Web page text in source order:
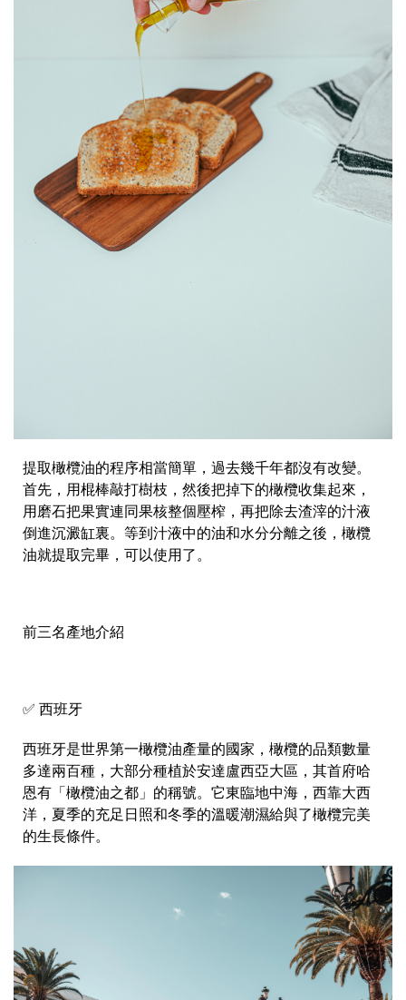
提取橄欖油的程序相當簡單，過去幾千年都沒有改變。
首先，用棍棒敲打樹枝，然後把掉下的橄欖收集起來，
用磨石把果實連同果核整個壓榨，再把除去渣滓的汁液
倒進沉澱缸裏。等到汁液中的油和水分分離之後，橄欖
油就提取完畢，可以使用了。
前三名產地介紹
✅ 西班牙
西班牙是世界第一橄欖油產量的國家，橄欖的品類數量
多達兩百種，大部分種植於安達盧西亞大區，其首府哈
恩有「橄欖油之都」的稱號。它東臨地中海，西靠大西
洋，夏季的充足日照和冬季的溫暖潮濕給與了橄欖完美
的生長條件。